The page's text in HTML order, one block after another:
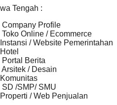
Tengah :
Profile
Online / Ecommerce
/ Website Pemerintahan
Berita
/ Desain
/SMP/ SMU
/ Web Penjualan